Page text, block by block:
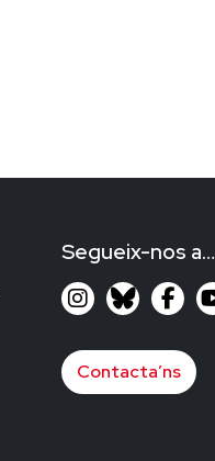
Segueix-nos a…
Contacta’ns